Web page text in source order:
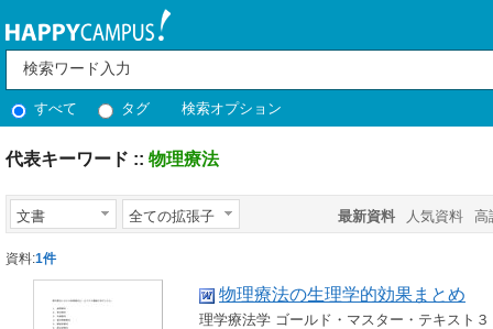
すべて タグ 検索オプション
代表キーワード :: 物理療法
文書 全ての拡張子 最新資料 人気資料 高
資料:1件
物理療法の生理学的効果まとめ
理学療法学 ゴールド・マスター・テキスト